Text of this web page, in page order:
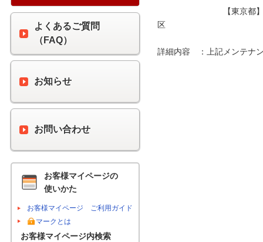
【東京都】　中
詳細内容　：上記メンテナ
よくあるご質問
（FAQ）
お知らせ
お問い合わせ
お客様マイページの
使いかた
お客様マイページ ご利用ガイド
マークとは
お客様マイページ内検索